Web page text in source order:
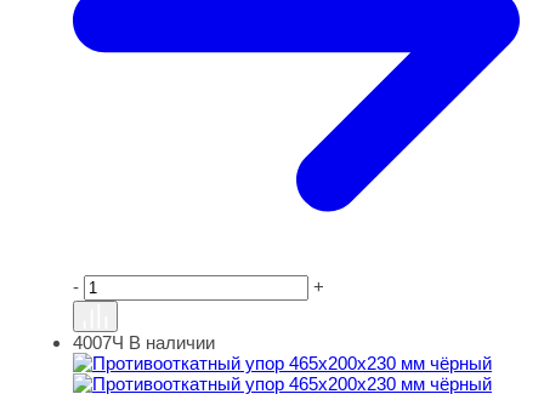
- +
Противооткатный упор 465х200х230 мм чёрный
4007Ч В наличии